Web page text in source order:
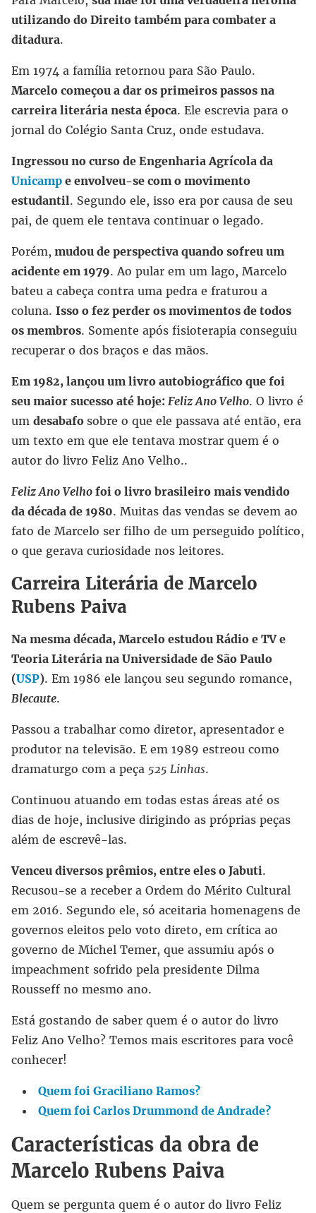
utilizando do Direito também para combater a
ditadura.
Em 1974 a família retornou para São Paulo.
Marcelo começou a dar os primeiros passos na
carreira literária nesta época. Ele escrevia para o
jornal do Colégio Santa Cruz, onde estudava.
Ingressou no curso de Engenharia Agrícola da
Unicamp e envolveu-se com o movimento
estudantil. Segundo ele, isso era por causa de seu
pai, de quem ele tentava continuar o legado.
Porém, mudou de perspectiva quando sofreu um
acidente em 1979. Ao pular em um lago, Marcelo
bateu a cabeça contra uma pedra e fraturou a
coluna. Isso o fez perder os movimentos de todos
os membros. Somente após fisioterapia conseguiu
recuperar o dos braços e das mãos.
Em 1982, lançou um livro autobiográfico que foi
seu maior sucesso até hoje: Feliz Ano Velho. O livro é
um desabafo sobre o que ele passava até então, era
um texto em que ele tentava mostrar quem é o
autor do livro Feliz Ano Velho..
Feliz Ano Velho foi o livro brasileiro mais vendido
da década de 1980. Muitas das vendas se devem ao
fato de Marcelo ser filho de um perseguido político,
o que gerava curiosidade nos leitores.
Carreira Literária de Marcelo
Rubens Paiva
Na mesma década, Marcelo estudou Rádio e TV e
Teoria Literária na Universidade de São Paulo
(USP). Em 1986 ele lançou seu segundo romance,
Blecaute.
Passou a trabalhar como diretor, apresentador e
produtor na televisão. E em 1989 estreou como
dramaturgo com a peça 525 Linhas.
Continuou atuando em todas estas áreas até os
dias de hoje, inclusive dirigindo as próprias peças
além de escrevê-las.
Venceu diversos prêmios, entre eles o Jabuti.
Recusou-se a receber a Ordem do Mérito Cultural
em 2016. Segundo ele, só aceitaria homenagens de
governos eleitos pelo voto direto, em crítica ao
governo de Michel Temer, que assumiu após o
impeachment sofrido pela presidente Dilma
Rousseff no mesmo ano.
Está gostando de saber quem é o autor do livro
Feliz Ano Velho? Temos mais escritores para você
conhecer!
Quem foi Graciliano Ramos?
Quem foi Carlos Drummond de Andrade?
Características da obra de
Marcelo Rubens Paiva
Quem se pergunta quem é o autor do livro Feliz